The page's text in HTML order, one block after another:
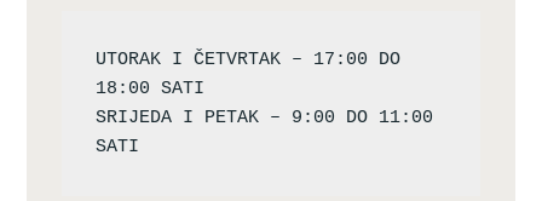
UTORAK I ČETVRTAK – 17:00 DO
18:00 SATI
SRIJEDA I PETAK – 9:00 DO 11:00